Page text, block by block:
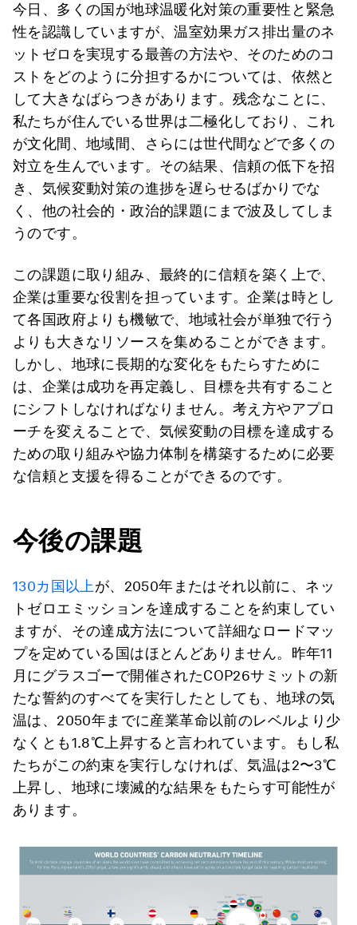
今日、多くの国が地球温暖化対策の重要性と緊急
性を認識していますが、温室効果ガス排出量のネ
ットゼロを実現する最善の方法や、そのためのコ
ストをどのように分担するかについては、依然と
して大きなばらつきがあります。残念なことに、
私たちが住んでいる世界は二極化しており、これ
が文化間、地域間、さらには世代間などで多くの
対立を生んでいます。その結果、信頼の低下を招
き、気候変動対策の進捗を遅らせるばかりでな
く、他の社会的・政治的課題にまで波及してしま
うのです。
この課題に取り組み、最終的に信頼を築く上で、
企業は重要な役割を担っています。企業は時とし
て各国政府よりも機敏で、地域社会が単独で行う
よりも大きなリソースを集めることができます。
しかし、地球に長期的な変化をもたらすために
は、企業は成功を再定義し、目標を共有すること
にシフトしなければなりません。考え方やアプロ
ーチを変えることで、気候変動の目標を達成する
ための取り組みや協力体制を構築するために必要
な信頼と支援を得ることができるのです。
今後の課題
130カ国以上が、2050年またはそれ以前に、ネッ
トゼロエミッションを達成することを約束してい
ますが、その達成方法について詳細なロードマッ
プを定めている国はほとんどありません。昨年11
月にグラスゴーで開催されたCOP26サミットの新
たな誓約のすべてを実行したとしても、地球の気
温は、2050年までに産業革命以前のレベルより少
なくとも1.8℃上昇すると言われています。もし私
たちがこの約束を実行しなければ、気温は2〜3℃
上昇し、地球に壊滅的な結果をもたらす可能性が
あります。